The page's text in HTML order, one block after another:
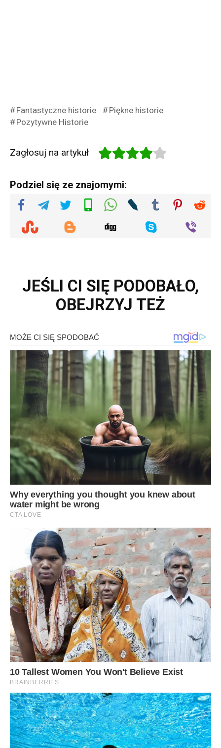
Fantastyczne historie
Piękne historie
Pozytywne Historie
Zagłosuj na artykuł
Podziel się ze znajomymi:
JEŚLI CI SIĘ PODOBAŁO,
OBEJRZYJ TEŻ